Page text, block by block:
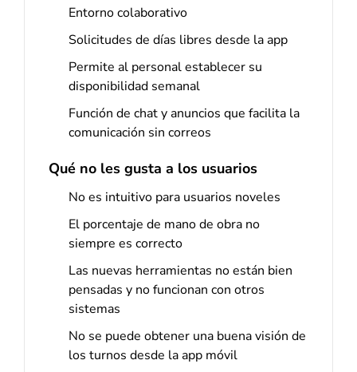
Entorno colaborativo
Solicitudes de días libres desde la app
Permite al personal establecer su
disponibilidad semanal
Función de chat y anuncios que facilita la
comunicación sin correos
Qué no les gusta a los usuarios
No es intuitivo para usuarios noveles
El porcentaje de mano de obra no
siempre es correcto
Las nuevas herramientas no están bien
pensadas y no funcionan con otros
sistemas
No se puede obtener una buena visión de
los turnos desde la app móvil